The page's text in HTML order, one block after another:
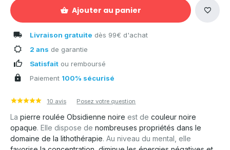
Ajouter au panier
Livraison gratuite dès 99€ d'achat
2 ans de garantie
Satisfait ou remboursé
Paiement 100% sécurisé
10 avis Posez votre question
La pierre roulée Obsidienne noire est de couleur noire
opaque. Elle dispose de nombreuses propriétés dans le
domaine de la lithothérapie. Au niveau du mental, elle